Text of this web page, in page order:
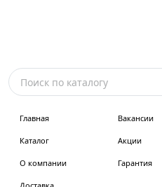
Главная
Каталог
О компании
Вакансии
Акции
Гарантия